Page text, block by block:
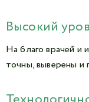
Высокий
На благо врачей и
точны, выверены и